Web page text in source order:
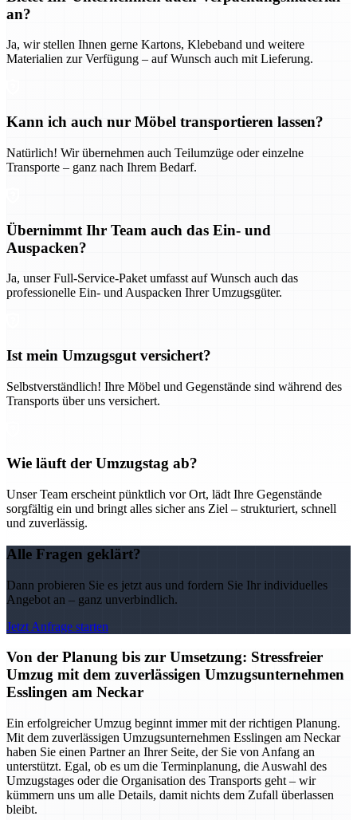
an?
Ja, wir stellen Ihnen gerne Kartons, Klebeband und weitere
Materialien zur Verfügung – auf Wunsch auch mit Lieferung.
Kann ich auch nur Möbel transportieren lassen?
Natürlich! Wir übernehmen auch Teilumzüge oder einzelne
Transporte – ganz nach Ihrem Bedarf.
Übernimmt Ihr Team auch das Ein- und
Auspacken?
Ja, unser Full-Service-Paket umfasst auf Wunsch auch das
professionelle Ein- und Auspacken Ihrer Umzugsgüter.
Ist mein Umzugsgut versichert?
Selbstverständlich! Ihre Möbel und Gegenstände sind während des
Transports über uns versichert.
Wie läuft der Umzugstag ab?
Unser Team erscheint pünktlich vor Ort, lädt Ihre Gegenstände
sorgfältig ein und bringt alles sicher ans Ziel – strukturiert, schnell
und zuverlässig.
Alle Fragen geklärt?
Dann probieren Sie es jetzt aus und fordern Sie Ihr individuelles
Angebot an – ganz unverbindlich.
Jetzt Anfrage starten
Von der Planung bis zur Umsetzung: Stressfreier
Umzug mit dem zuverlässigen Umzugsunternehmen
Esslingen am Neckar
Ein erfolgreicher Umzug beginnt immer mit der richtigen Planung.
Mit dem zuverlässigen Umzugsunternehmen Esslingen am Neckar
haben Sie einen Partner an Ihrer Seite, der Sie von Anfang an
unterstützt. Egal, ob es um die Terminplanung, die Auswahl des
Umzugstages oder die Organisation des Transports geht – wir
kümmern uns um alle Details, damit nichts dem Zufall überlassen
bleibt.